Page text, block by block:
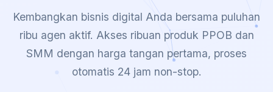
Kembangkan bisnis digital Anda bersama puluhan
ribu agen aktif. Akses ribuan produk PPOB dan
SMM dengan harga tangan pertama, proses
otomatis 24 jam non-stop.